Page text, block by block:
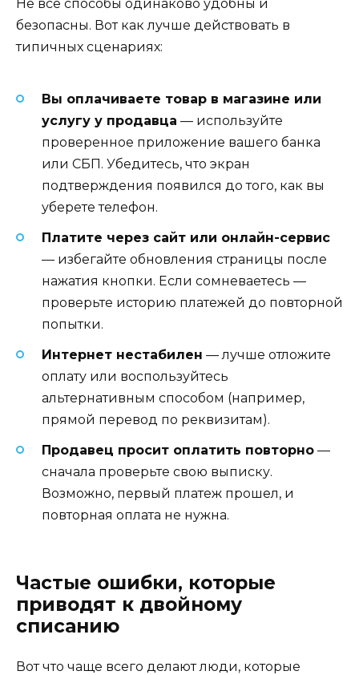
Не все способы одинаково удобны и
безопасны. Вот как лучше действовать в
типичных сценариях:
Вы оплачиваете товар в магазине или
услугу у продавца — используйте
проверенное приложение вашего банка
или СБП. Убедитесь, что экран
подтверждения появился до того, как вы
уберете телефон.
Платите через сайт или онлайн-сервис
— избегайте обновления страницы после
нажатия кнопки. Если сомневаетесь —
проверьте историю платежей до повторной
попытки.
Интернет нестабилен — лучше отложите
оплату или воспользуйтесь
альтернативным способом (например,
прямой перевод по реквизитам).
Продавец просит оплатить повторно —
сначала проверьте свою выписку.
Возможно, первый платеж прошел, и
повторная оплата не нужна.
Частые ошибки, которые
приводят к двойному
списанию
Вот что чаще всего делают люди, которые